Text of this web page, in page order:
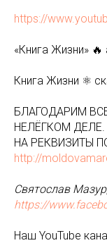
https://
«Книга Жизни» 🔥
Книга Жизни ⚛️
БЛАГОДАРИМ
НЕЛЁГКОМ
НА РЕКВИЗИТЫ
http://
Святослав
https://
Наш YouTube